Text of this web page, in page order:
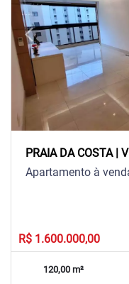
arrow_back_iosPrevious
PRAIA DA COSTA |
Apartamento à
R$ 1.600.000,00
120,00 m²